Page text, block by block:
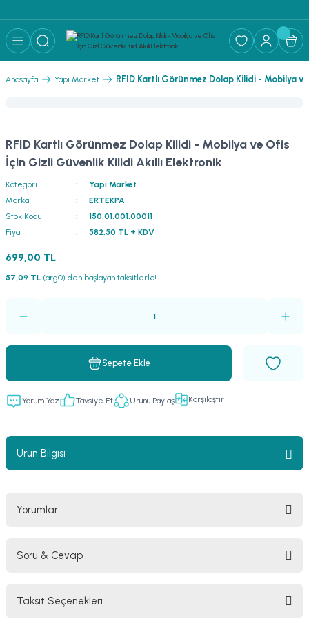
Anasayfa Yapı Market RFID Kartlı Görünmez Dolap Kilidi - Mobilya
RFID Kartlı Görünmez Dolap Kilidi - Mobilya ve Ofis
İçin Gizli Güvenlik Kilidi Akıllı Elektronik
Kategori
Yapı Market
Marka
ERTEKPA
Stok Kodu
150.01.001.00011
Fiyat
582,50 TL + KDV
699,00 TL
57,09 TL (arg0) den başlayan taksitlerle!
Sepete Ekle
Yorum Yaz Tavsiye Et Ürünü Paylaş Karşılaştır
Ürün Bilgisi
Yorumlar
Soru & Cevap
Taksit Seçenekleri